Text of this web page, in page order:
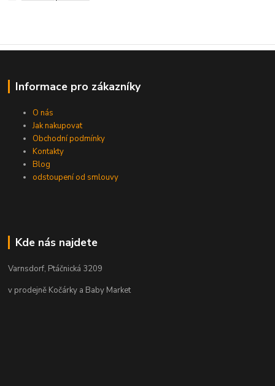
Informace pro zákazníky
O nás
Jak nakupovat
Obchodní podmínky
Kontakty
Blog
odstoupení od smlouvy
Kde nás najdete
Varnsdorf, Ptáčnická 3209
v prodejně Kočárky a Baby Market